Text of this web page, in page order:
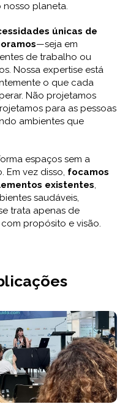
planeta.
únicas de
—seja em
de trabalho ou
Nossa expertise está
o que cada
Não projetamos
para as pessoas
ambientes que
espaços sem a
Em vez disso, focamos
existentes,
saudáveis,
trata apenas de
propósito e visão.